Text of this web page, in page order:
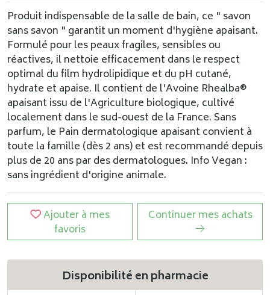
Produit indispensable de la salle de bain, ce " savon
sans savon " garantit un moment d'hygiène apaisant.
Formulé pour les peaux fragiles, sensibles ou
réactives, il nettoie efficacement dans le respect
optimal du film hydrolipidique et du pH cutané,
hydrate et apaise. Il contient de l'Avoine Rhealba®
apaisant issu de l'Agriculture biologique, cultivé
localement dans le sud-ouest de la France. Sans
parfum, le Pain dermatologique apaisant convient à
toute la famille (dès 2 ans) et est recommandé depuis
plus de 20 ans par des dermatologues. Info Vegan :
sans ingrédient d'origine animale.
Ajouter à mes
favoris
Continuer mes achats
Disponibilité en pharmacie